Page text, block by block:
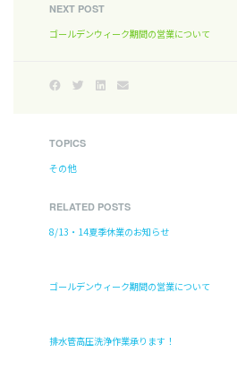
NEXT POST
ゴールデンウィーク期間の営業について
TOPICS
その他
RELATED POSTS
8/13・14夏季休業のお知らせ
ゴールデンウィーク期間の営業について
排水管高圧洗浄作業承ります！